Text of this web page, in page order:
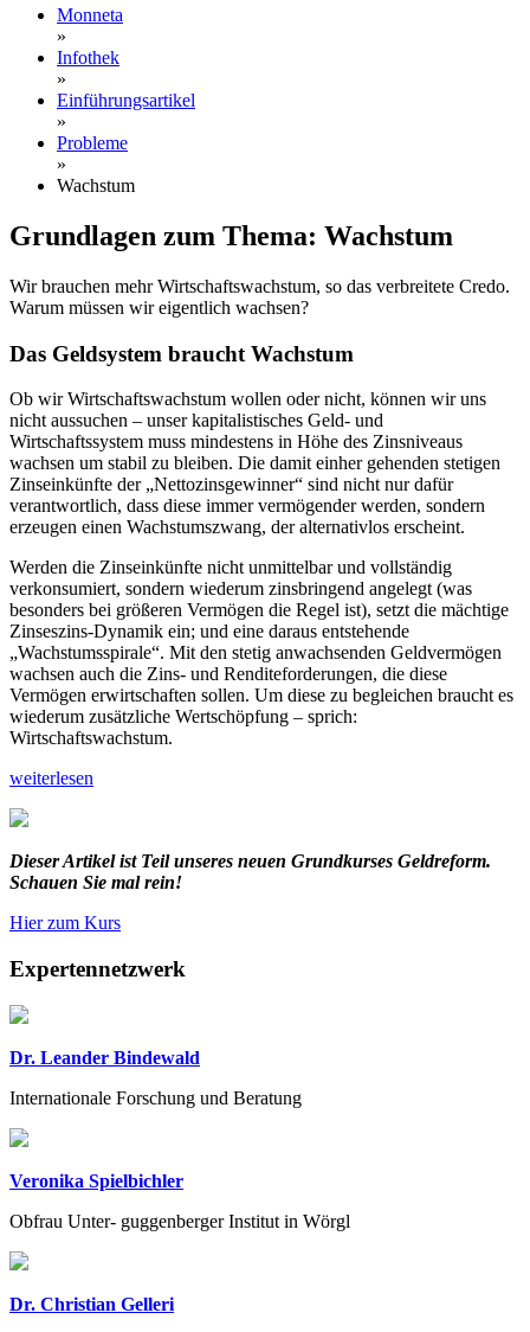
Monneta
»
Infothek
»
Einführungsartikel
»
Probleme
»
Wachstum
Grundlagen zum Thema: Wachstum
Wir brauchen mehr Wirtschaftswachstum, so das verbreitete Credo.
Warum müssen wir eigentlich wachsen?
Das Geldsystem braucht Wachstum
Ob wir Wirtschaftswachstum wollen oder nicht, können wir uns
nicht aussuchen – unser kapitalistisches Geld- und
Wirtschaftssystem muss mindestens in Höhe des Zinsniveaus
wachsen um stabil zu bleiben. Die damit einher gehenden stetigen
Zinseinkünfte der „Nettozinsgewinner“ sind nicht nur dafür
verantwortlich, dass diese immer vermögender werden, sondern
erzeugen einen Wachstumszwang, der alternativlos erscheint.
Werden die Zinseinkünfte nicht unmittelbar und vollständig
verkonsumiert, sondern wiederum zinsbringend angelegt (was
besonders bei größeren Vermögen die Regel ist), setzt die mächtige
Zinseszins-Dynamik ein; und eine daraus entstehende
„Wachstumsspirale“. Mit den stetig anwachsenden Geldvermögen
wachsen auch die Zins- und Renditeforderungen, die diese
Vermögen erwirtschaften sollen. Um diese zu begleichen braucht es
wiederum zusätzliche Wertschöpfung – sprich:
Wirtschaftswachstum.
weiterlesen
Dieser Artikel ist Teil unseres neuen Grundkurses Geldreform.
Schauen Sie mal rein!
Hier zum Kurs
Expertennetzwerk
Dr. Leander Bindewald
Internationale Forschung und Beratung
Veronika Spielbichler
Obfrau Unter- guggenberger Institut in Wörgl
Dr. Christian Gelleri